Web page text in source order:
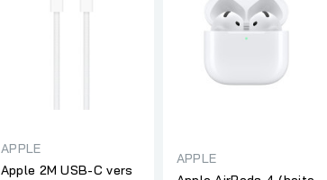
APPLE
Apple 2M USB-C vers
APPLE